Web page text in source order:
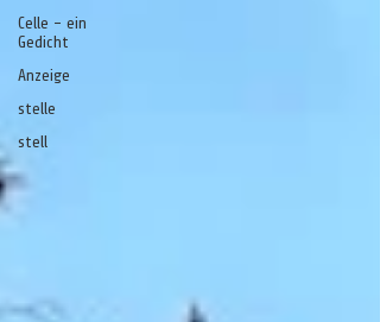
Celle - ein
Gedicht
Anzeige
stelle
stell